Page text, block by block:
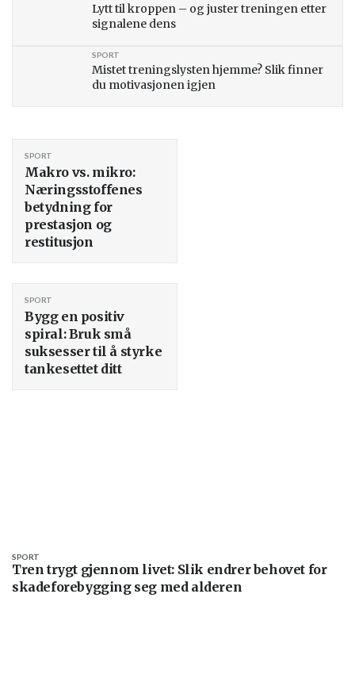
Lytt til kroppen – og juster treningen etter
signalene dens
Mistet treningslysten hjemme? Slik finner
du motivasjonen igjen
SPORT
Makro vs. mikro:
Næringsstoffenes
betydning for
prestasjon og
restitusjon
SPORT
Bygg en positiv
spiral: Bruk små
suksesser til å styrke
tankesettet ditt
SPORT
Tren trygt gjennom livet: Slik endrer behovet for
skadeforebygging seg med alderen
SPORT